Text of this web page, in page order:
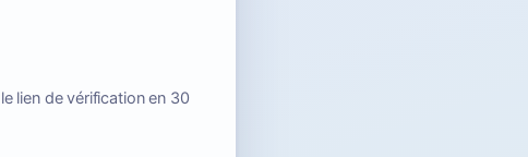
lien de vérification en 30